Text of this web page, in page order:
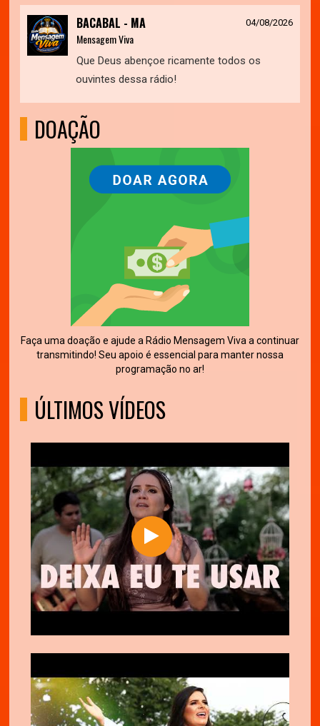
BACABAL - MA 04/08/2026
Mensagem Viva
Que Deus abençoe ricamente todos os
ouvintes dessa rádio!
DOAÇÃO
Faça uma doação e ajude a Rádio Mensagem Viva a continuar
transmitindo! Seu apoio é essencial para manter nossa
programação no ar!
ÚLTIMOS VÍDEOS